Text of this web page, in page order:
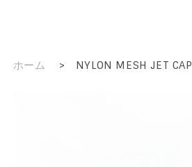
ホーム > NYLON MESH JET CAP